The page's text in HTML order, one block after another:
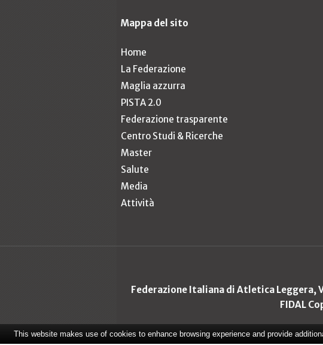
Mappa del sito
Home
La Federazione
Maglia azzurra
PISTA 2.0
Federazione trasparente
Centro Studi & Ricerche
Master
Salute
Media
Attività
Federazione Italiana di Atletica Leggera,
FIDAL
This website makes use of cookies to enhance browsing experience and provide